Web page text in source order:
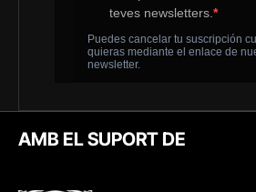
AMB EL SUPORT DE